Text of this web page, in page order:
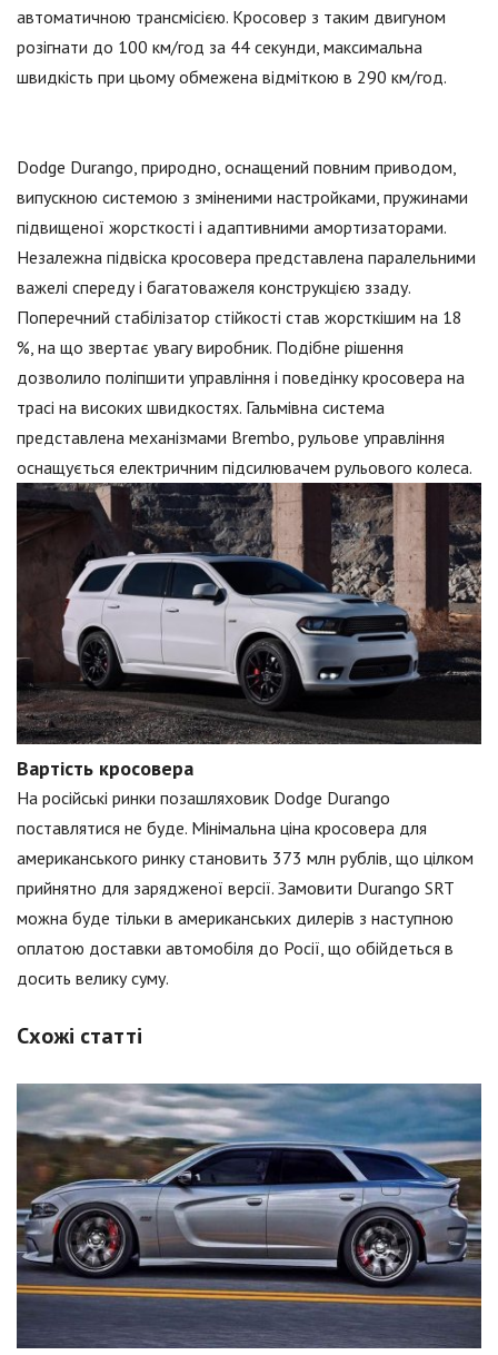
автоматичною трансмісією. Кросовер з таким двигуном
розігнати до 100 км/год за 44 секунди, максимальна
швидкість при цьому обмежена відміткою в 290 км/год.
Dodge Durango, природно, оснащений повним приводом,
випускною системою з зміненими настройками, пружинами
підвищеної жорсткості і адаптивними амортизаторами.
Незалежна підвіска кросовера представлена паралельними
важелі спереду і багатоважеля конструкцією ззаду.
Поперечний стабілізатор стійкості став жорсткішим на 18
%, на що звертає увагу виробник. Подібне рішення
дозволило поліпшити управління і поведінку кросовера на
трасі на високих швидкостях. Гальмівна система
представлена механізмами Brembo, рульове управління
оснащується електричним підсилювачем рульового колеса.
Вартість кросовера
На російські ринки позашляховик Dodge Durango
поставлятися не буде. Мінімальна ціна кросовера для
американського ринку становить 373 млн рублів, що цілком
прийнятно для зарядженої версії. Замовити Durango SRT
можна буде тільки в американських дилерів з наступною
оплатою доставки автомобіля до Росії, що обійдеться в
досить велику суму.
Схожі статті